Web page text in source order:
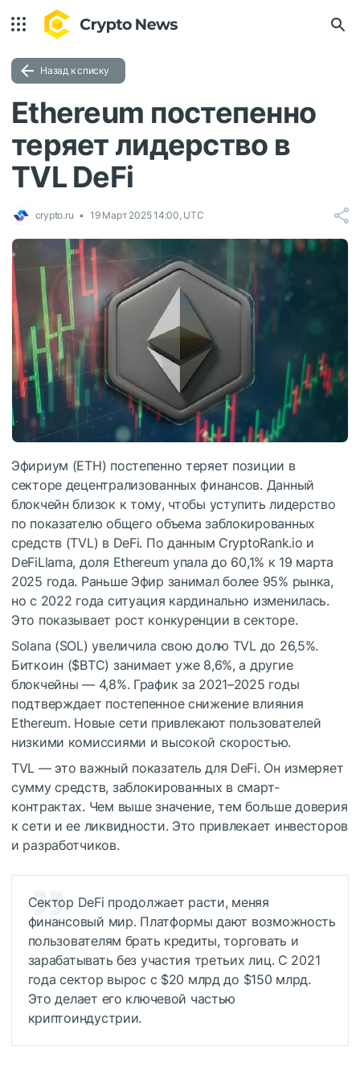
Назад к списку
Ethereum постепенно
теряет лидерство в
TVL DeFi
crypto.ru 19 Март 2025 14:00, UTC
Эфириум (ETH) постепенно теряет позиции в
секторе децентрализованных финансов. Данный
блокчейн близок к тому, чтобы уступить лидерство
по показателю общего объема заблокированных
средств (TVL) в DeFi. По данным CryptoRank.io и
DeFiLlama, доля Ethereum упала до 60,1% к 19 марта
2025 года. Раньше Эфир занимал более 95% рынка,
но с 2022 года ситуация кардинально изменилась.
Это показывает рост конкуренции в секторе.
Solana (SOL) увеличила свою долю TVL до 26,5%.
Биткоин ($BTC) занимает уже 8,6%, а другие
блокчейны — 4,8%. График за 2021–2025 годы
подтверждает постепенное снижение влияния
Ethereum. Новые сети привлекают пользователей
низкими комиссиями и высокой скоростью.
TVL — это важный показатель для DeFi. Он измеряет
сумму средств, заблокированных в смарт-
контрактах. Чем выше значение, тем больше доверия
к сети и ее ликвидности. Это привлекает инвесторов
и разработчиков.
Сектор DeFi продолжает расти, меняя
финансовый мир. Платформы дают возможность
пользователям брать кредиты, торговать и
зарабатывать без участия третьих лиц. С 2021
года сектор вырос с $20 млрд до $150 млрд.
Это делает его ключевой частью
криптоиндустрии.